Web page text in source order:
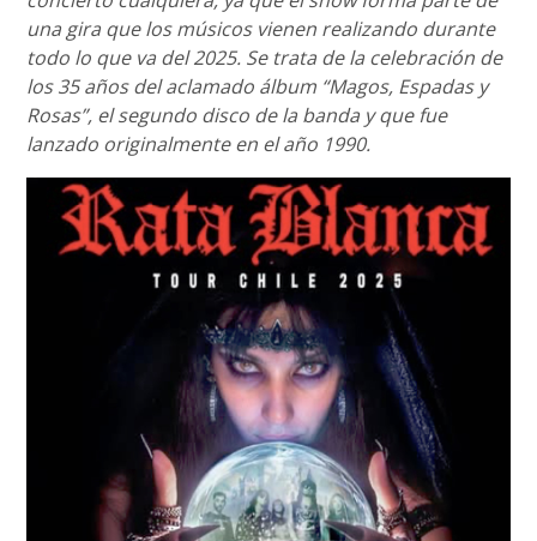
una gira que los músicos vienen realizando durante
todo lo que va del 2025. Se trata de la celebración de
los 35 años del aclamado álbum “Magos, Espadas y
Rosas”, el segundo disco de la banda y que fue
lanzado originalmente en el año 1990.